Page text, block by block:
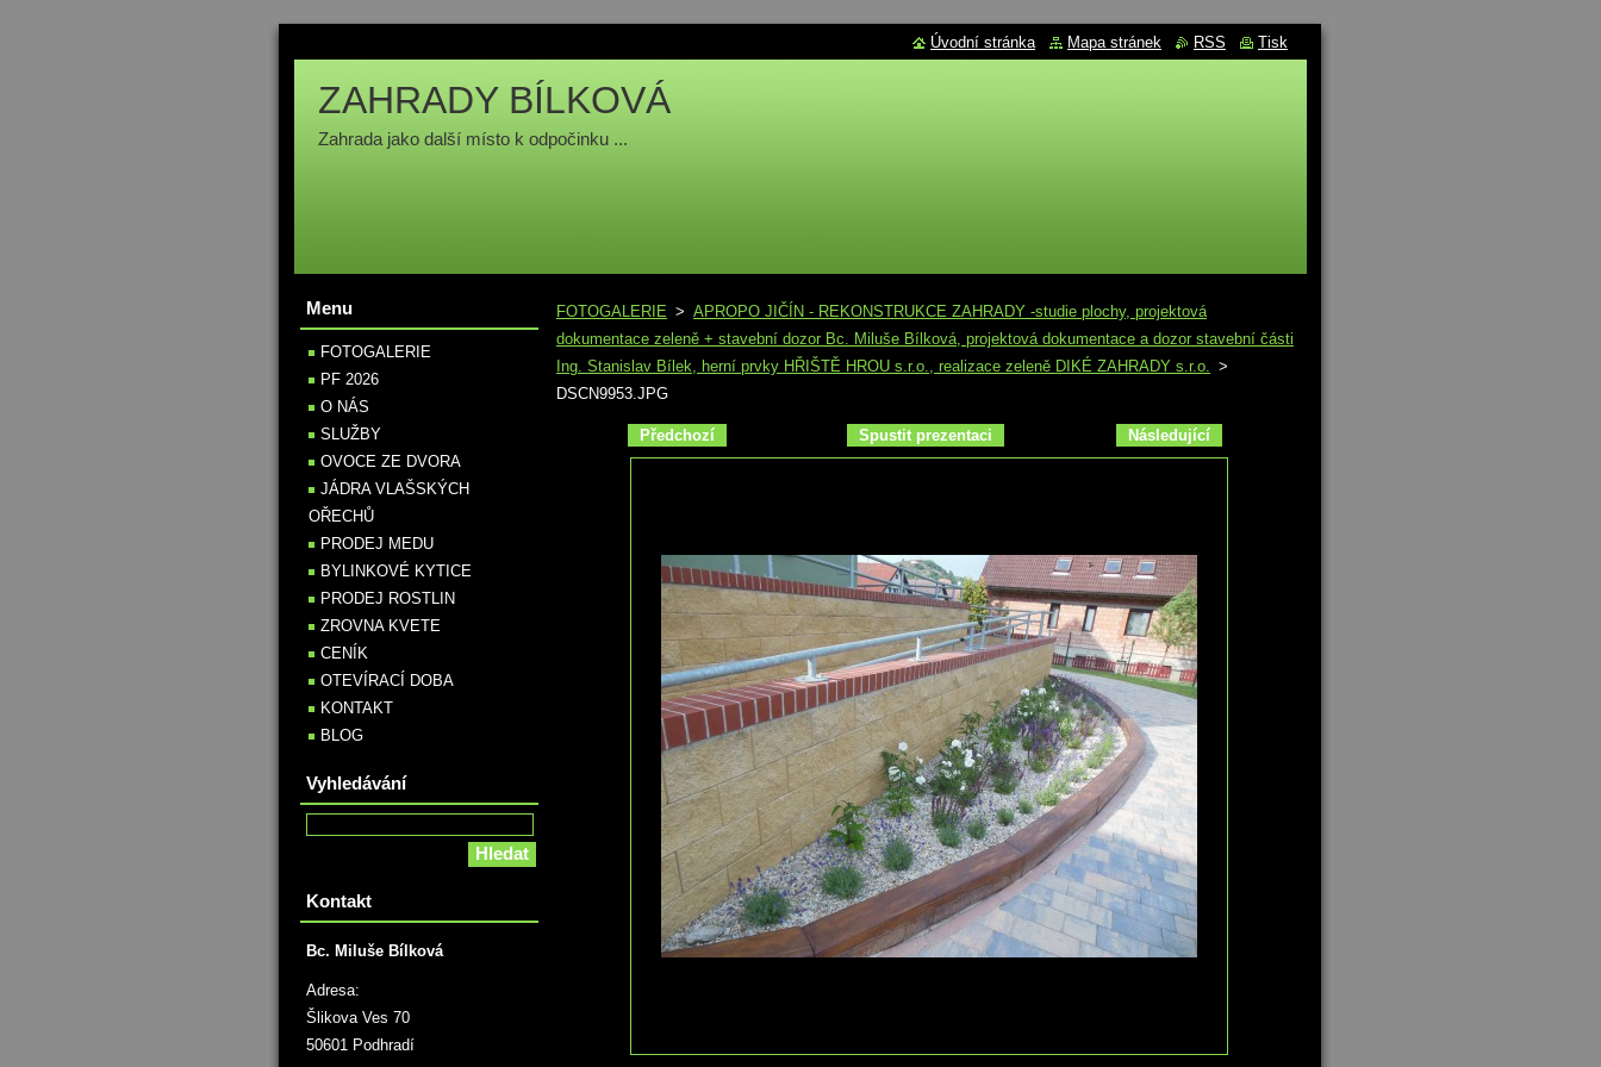
ZAHRADY BÍLKOVÁ
Zahrada jako další místo k odpočinku ...
FOTOGALERIE > APROPO JIČÍN - REKONSTRUKCE ZAHRADY -studie plochy, projektová
dokumentace zeleně + stavební dozor Bc. Miluše Bílková, projektová dokumentace a dozor stavební části
Ing. Stanislav Bílek, herní prvky HŘIŠTĚ HROU s.r.o., realizace zeleně DIKÉ ZAHRADY s.r.o. >
DSCN9953.JPG
Předchozí Spustit prezentaci Následující
Menu
FOTOGALERIE
PF 2026
O NÁS
SLUŽBY
OVOCE ZE DVORA
JÁDRA VLAŠSKÝCH
OŘECHŮ
PRODEJ MEDU
BYLINKOVÉ KYTICE
PRODEJ ROSTLIN
ZROVNA KVETE
CENÍK
OTEVÍRACÍ DOBA
KONTAKT
BLOG
Vyhledávání
Kontakt
Bc. Miluše Bílková
Adresa:
Šlikova Ves 70
50601 Podhradí
Úvodní stránka Mapa stránek RSS Tisk